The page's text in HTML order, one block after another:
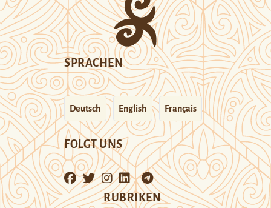
SPRACHEN
Deutsch English Français
FOLGT UNS
RUBRIKEN